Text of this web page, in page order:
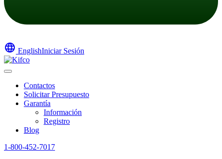
language EnglishIniciar Sesión
Contactos
Solicitar Presupuesto
Garantía
Información
Registro
Blog
1-800-452-7017